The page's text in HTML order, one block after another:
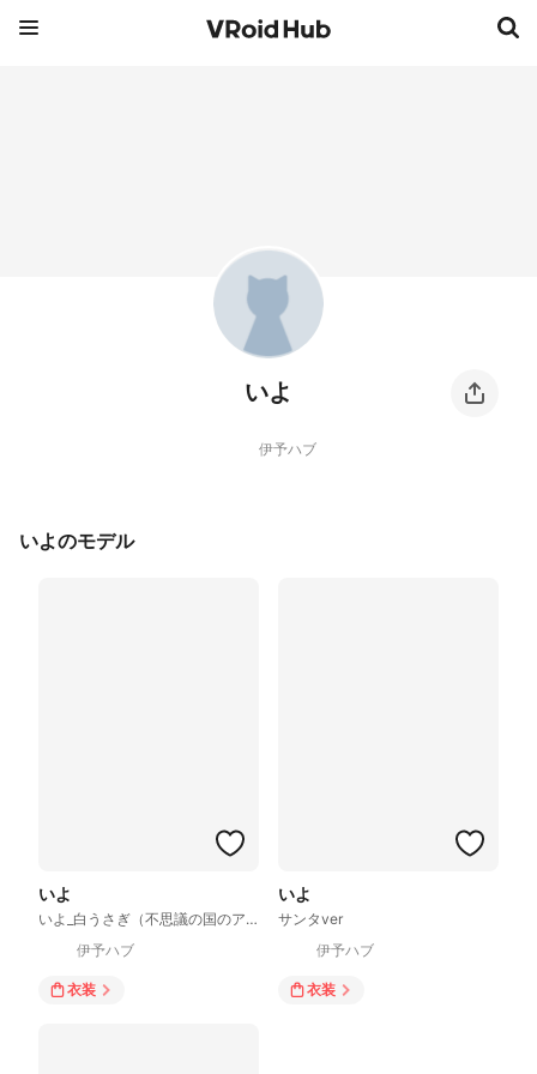
いよ
伊予ハブ
いよのモデル
いよ
いよ_白うさぎ（不思議の国のアリス）ver
伊予ハブ
衣装
いよ
サンタver
伊予ハブ
衣装